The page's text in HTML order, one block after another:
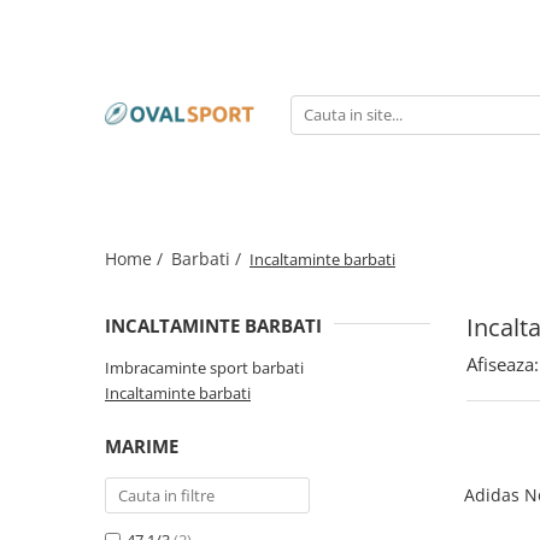
Imbracaminte
Imbracaminte
Home / Barbati / Incaltaminte barbati
INCALTAMINTE BARBATI
Imbracaminte sport barbati
Incaltaminte barbati
MARIME
Afiseaza:
Adidas